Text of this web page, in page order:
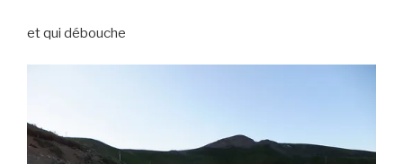
et qui débouche